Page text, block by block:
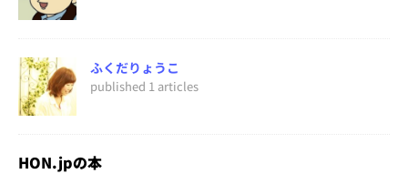
ふくだりょうこ
published 1 articles
HON.jpの本